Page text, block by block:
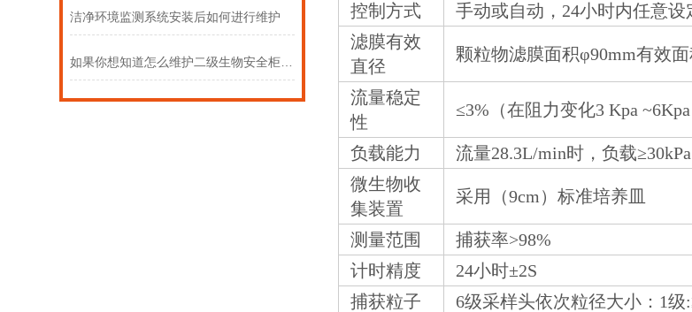
洁净环境监测系统安装后如何进行维护 控制方式
手动或自动，24小时内任意设
滤膜有效
直径
颗粒物滤膜面积φ90mm有效面
流量稳定
性
≤3%（在阻力变化3 Kpa
负载能力
流量28.3L/min时，负载≥30kPa
微生物收
集装置
采用（9cm）标准培养皿
测量范围
捕获率>98%
计时精度
24小时±2S
捕获粒子
6级采样头依次粒径大小：1